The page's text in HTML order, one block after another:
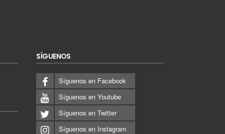
SÍGUENOS
Síguenos en Facebook
Síguenos en Youtube
Síguenos en Twitter
Síguenos en Instagram